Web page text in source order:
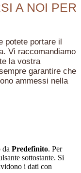
A NOI PER
potete portare il
Vi raccomandiamo
la vostra
garantire che
ammessi nella
da Predefinito. Per
sottostante. Si
i dati con